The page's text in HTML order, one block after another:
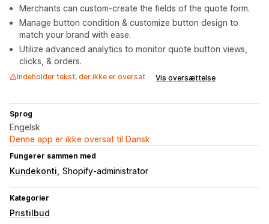
Merchants can custom-create the fields of the quote form.
Manage button condition & customize button design to
match your brand with ease.
Utilize advanced analytics to monitor quote button views,
clicks, & orders.
Indeholder tekst, der ikke er oversat Vis oversættelse
Sprog
Engelsk
Denne app er ikke oversat til Dansk
Fungerer sammen med
Kundekonti Shopify-administrator
Kategorier
Pristilbud